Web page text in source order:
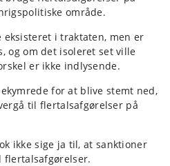
område.
i traktaten, men er
og om det isoleret set ville
er ikke indlysende.
for at blive stemt ned,
til flertalsafgørelser på
ikke sige ja til, at sanktioner
flertalsafgørelser.